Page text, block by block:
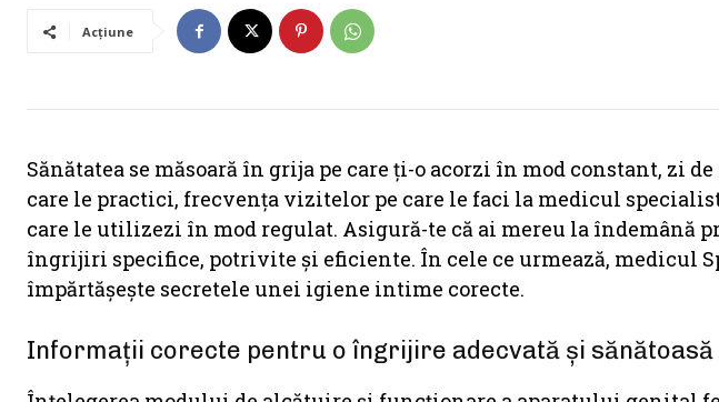
Acțiune
Sănătatea se măsoară în grija pe care ți-o acorzi în mod constant, zi
care le practici, frecvența vizitelor pe care le faci la medicul
care le utilizezi în mod regulat. Asigură-te că ai mereu la îndemână
îngrijiri specifice, potrivite și eficiente. În cele ce urmează, medicul
împărtășește secretele unei igiene intime corecte.
Informații corecte pentru o îngrijire adecvată și sănătoasă